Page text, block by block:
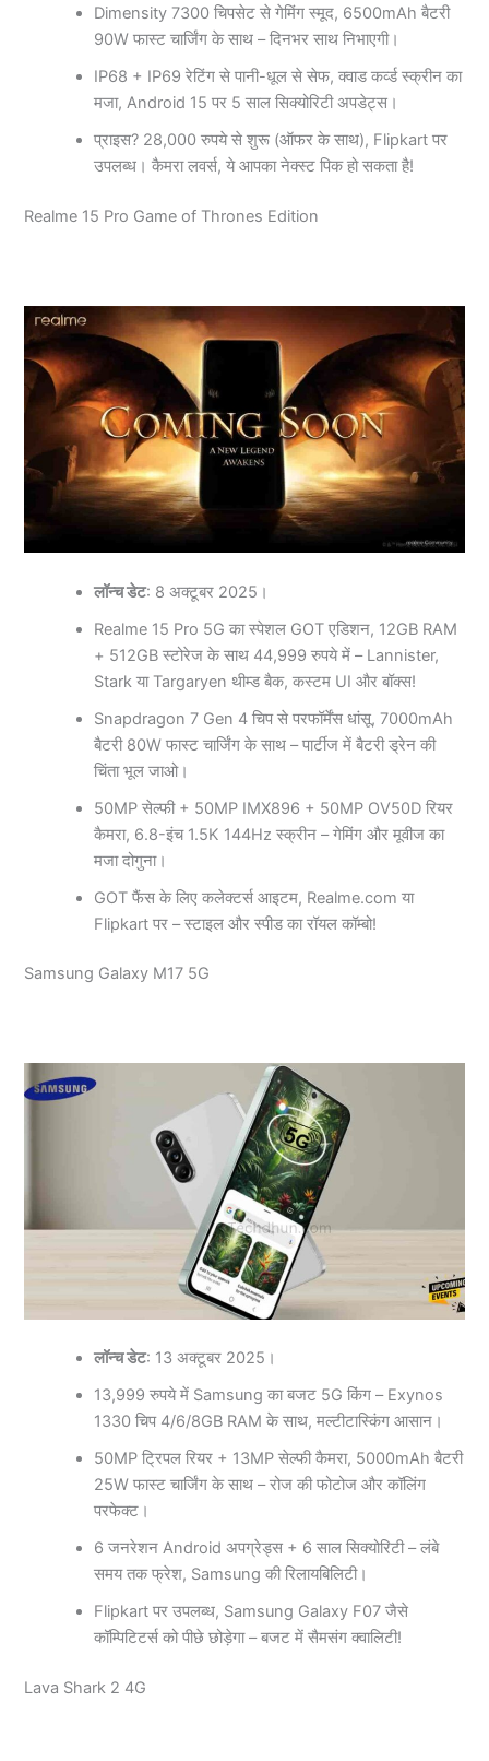
Dimensity 7300 चिपसेट से गेमिंग स्मूद, 6500mAh बैटरी
90W फास्ट चार्जिंग के साथ – दिनभर साथ निभाएगी।
IP68 + IP69 रेटिंग से पानी-धूल से सेफ, क्वाड कर्व्ड स्क्रीन का
मजा, Android 15 पर 5 साल सिक्योरिटी अपडेट्स।
प्राइस? 28,000 रुपये से शुरू (ऑफर के साथ), Flipkart पर
उपलब्ध। कैमरा लवर्स, ये आपका नेक्स्ट पिक हो सकता है!
Realme 15 Pro Game of Thrones Edition
लॉन्च डेट: 8 अक्टूबर 2025।
Realme 15 Pro 5G का स्पेशल GOT एडिशन, 12GB RAM
+ 512GB स्टोरेज के साथ 44,999 रुपये में – Lannister,
Stark या Targaryen थीम्ड बैक, कस्टम UI और बॉक्स!
Snapdragon 7 Gen 4 चिप से परफॉर्मेंस धांसू, 7000mAh
बैटरी 80W फास्ट चार्जिंग के साथ – पार्टीज में बैटरी ड्रेन की
चिंता भूल जाओ।
50MP सेल्फी + 50MP IMX896 + 50MP OV50D रियर
कैमरा, 6.8-इंच 1.5K 144Hz स्क्रीन – गेमिंग और मूवीज का
मजा दोगुना।
GOT फैंस के लिए कलेक्टर्स आइटम, Realme.com या
Flipkart पर – स्टाइल और स्पीड का रॉयल कॉम्बो!
Samsung Galaxy M17 5G
लॉन्च डेट: 13 अक्टूबर 2025।
13,999 रुपये में Samsung का बजट 5G किंग – Exynos
1330 चिप 4/6/8GB RAM के साथ, मल्टीटास्किंग आसान।
50MP ट्रिपल रियर + 13MP सेल्फी कैमरा, 5000mAh बैटरी
25W फास्ट चार्जिंग के साथ – रोज की फोटोज और कॉलिंग
परफेक्ट।
6 जनरेशन Android अपग्रेड्स + 6 साल सिक्योरिटी – लंबे
समय तक फ्रेश, Samsung की रिलायबिलिटी।
Flipkart पर उपलब्ध, Samsung Galaxy F07 जैसे
कॉम्पिटिटर्स को पीछे छोड़ेगा – बजट में सैमसंग क्वालिटी!
Lava Shark 2 4G